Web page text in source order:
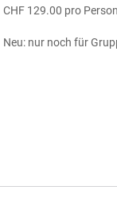
CHF 129.00 pro Person
Neu: nur noch für